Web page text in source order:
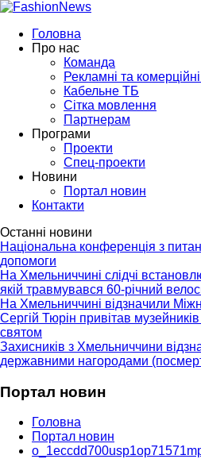
Головна
Про нас
Команда
Рекламні та
Кабельне ТБ
Сітка мовлення
Партнерам
Програми
Проекти
Спец-проекти
Новини
Портал новин
Контакти
Останні новини
Національна конференція з
допомоги
На Хмельниччині слідчі
якій травмувався 60-річний
На Хмельниччині відзначили
Сергій Тюрін привітав
святом
Захисників з Хмельниччини
державними нагородами
Портал новин
Головна
Портал новин